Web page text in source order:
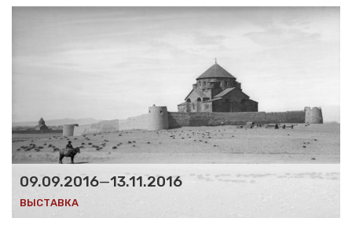
09.09.2016—13.11.2016
ВЫСТАВКА